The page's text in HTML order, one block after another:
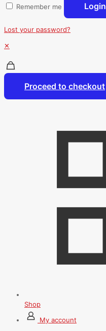
Remember me Login
Lost your password?
✕
Proceed to checkout
Shop
My account